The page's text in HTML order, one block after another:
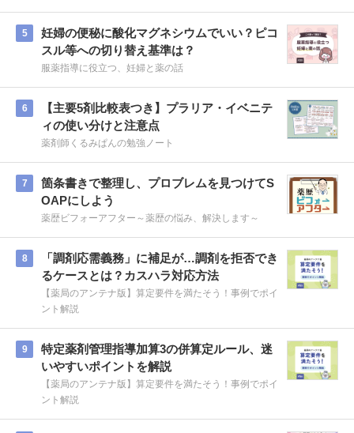
5
妊婦の便秘に酸化マグネシウムでいい？ピコ
スル等への切り替え基準は？
服薬指導に役立つ、妊婦と薬の話
6
【主要5剤比較表つき】プラリア・イベニテ
ィの使い分けと注意点
薬剤師くるみぱんの勉強ノート
7
箇条書きで整理し、プロブレムを見つけてS
OAPにしよう
薬歴ビフォーアフター～薬歴の悩み、解決します～
8
「調剤応需義務」に補足が…調剤を拒否でき
るケースとは？カスハラ対応方法
【薬局のアンテナ版】算定要件を満たそう！事例でポイ
ント解説
9
特定薬剤管理指導加算3の併算定ルール、迷
いやすいポイントを解説
【薬局のアンテナ版】算定要件を満たそう！事例でポイ
ント解説